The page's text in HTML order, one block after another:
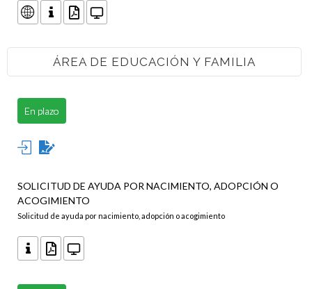
ÁREA DE EDUCACIÓN Y FAMILIA
En plazo
SOLICITUD DE AYUDA POR NACIMIENTO, ADOPCIÓN O
ACOGIMIENTO
Solicitud de ayuda por nacimiento, adopción o acogimiento